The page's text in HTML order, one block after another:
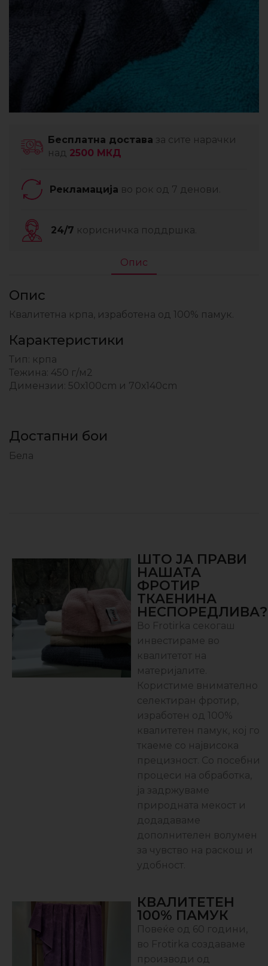
Бесплатна достава за сите нарачки
над 2500 МКД
Рекламација во рок од 7 денови.
24/7 корисничка поддршка.
Опис
Опис
Квалитетна крпа, изработена од 100% памук.
Карактеристики
Тип: крпа
Тежина: 450 г/м2
Димензии: 50х100cm и 70х140cm
Достапни бои
Бела
ШТО ЈА ПРАВИ
НАШАТА
ФРОТИР
ТКАЕНИНА
НЕСПОРЕДЛИВА?
Во Frotirka секогаш
инвестираме во
квалитетот на
материјалите.
Користиме внимателно
селектиран фротир,
изработен од 100%
квалитетен памук, кој го
ткаеме со највисока
прецизност. Со посебни
процеси на обработка,
ја задржуваме
природната мекост и
додадаваме
дополнителен волумен
за чувство на раскош и
удобност.
КВАЛИТЕТЕН
100% ПАМУК
Повеќе од 60 години,
во Frotirka создаваме
производи од